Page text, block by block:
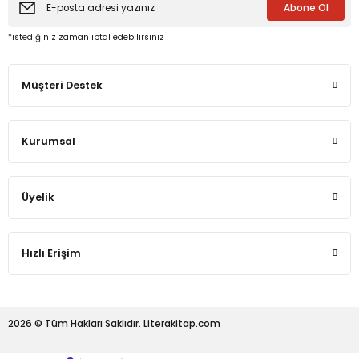
Mirası
Abone Ol
*istediğiniz zaman iptal edebilirsiniz
Müşteri Destek
Kurumsal
Üyelik
Hızlı Erişim
2026 © Tüm Hakları Saklıdır. Literakitap.com